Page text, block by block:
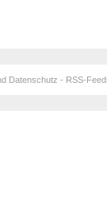
Datenschutz - RSS-